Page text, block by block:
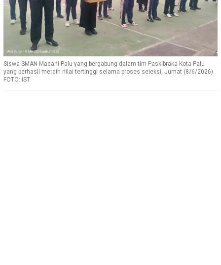
Siswa SMAN Madani Palu yang bergabung dalam tim Paskibraka Kota Palu
yang berhasil meraih nilai tertinggi selama proses seleksi, Jumat (8/6/2026).
FOTO: IST